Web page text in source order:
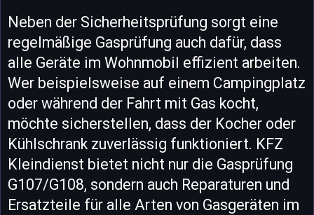
Neben der Sicherheitsprüfung sorgt eine
regelmäßige Gasprüfung auch dafür, dass
alle Geräte im Wohnmobil effizient arbeiten.
Wer beispielsweise auf einem Campingplatz
oder während der Fahrt mit Gas kocht,
möchte sicherstellen, dass der Kocher oder
Kühlschrank zuverlässig funktioniert. KFZ
Kleindienst bietet nicht nur die Gasprüfung
G107/G108, sondern auch Reparaturen und
Ersatzteile für alle Arten von Gasgeräten im